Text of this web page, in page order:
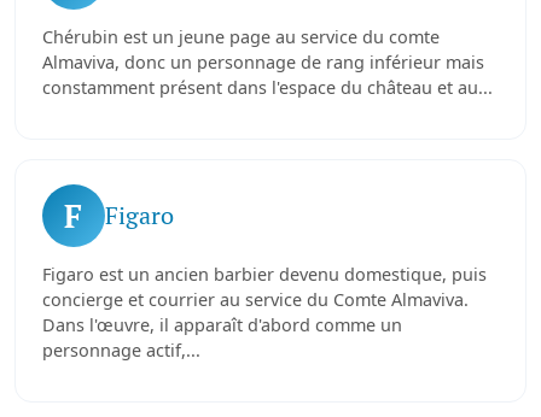
Chérubin est un jeune page au service du comte
Almaviva, donc un personnage de rang inférieur mais
constamment présent dans l'espace du château et au...
F Figaro
Figaro est un ancien barbier devenu domestique, puis
concierge et courrier au service du Comte Almaviva.
Dans l'œuvre, il apparaît d'abord comme un
personnage actif,...